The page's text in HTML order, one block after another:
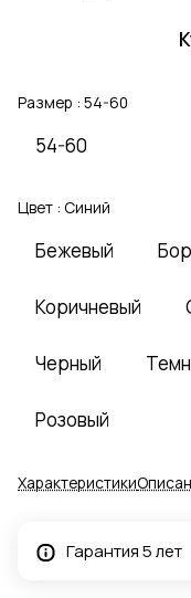
Размер : 54-60
54-60
Цвет : Синий
Бежевый
Коричневый
Черный
Розовый
Характеристики
Гарантия 5 лет